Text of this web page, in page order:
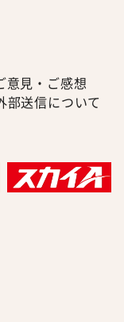
意見・ご感想
部送信について